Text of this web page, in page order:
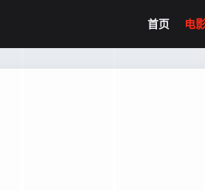
首页 电